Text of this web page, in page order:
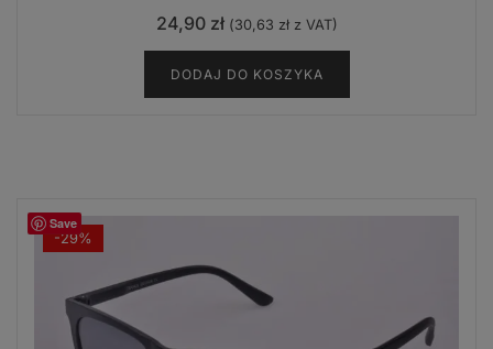
24,90 zł (30,63 złz VAT)
DODAJ DO KOSZYKA
Save
-29%